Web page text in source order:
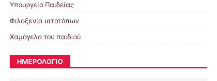
Υπουργείο Παιδείας
Φιλοξενία ιστοτόπων
Χαμόγελο του παιδιού
ΗΜΕΡΟΛΟΓΙΟ